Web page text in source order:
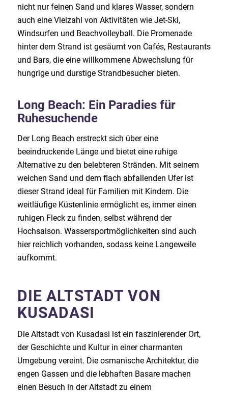
nicht nur feinen Sand und klares Wasser, sondern
auch eine Vielzahl von Aktivitäten wie Jet-Ski,
Windsurfen und Beachvolleyball. Die Promenade
hinter dem Strand ist gesäumt von Cafés, Restaurants
und Bars, die eine willkommene Abwechslung für
hungrige und durstige Strandbesucher bieten.
Long Beach: Ein Paradies für
Ruhesuchende
Der Long Beach erstreckt sich über eine
beeindruckende Länge und bietet eine ruhige
Alternative zu den belebteren Stränden. Mit seinem
weichen Sand und dem flach abfallenden Ufer ist
dieser Strand ideal für Familien mit Kindern. Die
weitläufige Küstenlinie ermöglicht es, immer einen
ruhigen Fleck zu finden, selbst während der
Hochsaison. Wassersportmöglichkeiten sind auch
hier reichlich vorhanden, sodass keine Langeweile
aufkommt.
DIE ALTSTADT VON
KUSADASI
Die Altstadt von Kusadasi ist ein faszinierender Ort,
der Geschichte und Kultur in einer charmanten
Umgebung vereint. Die osmanische Architektur, die
engen Gassen und die lebhaften Basare machen
einen Besuch in der Altstadt zu einem